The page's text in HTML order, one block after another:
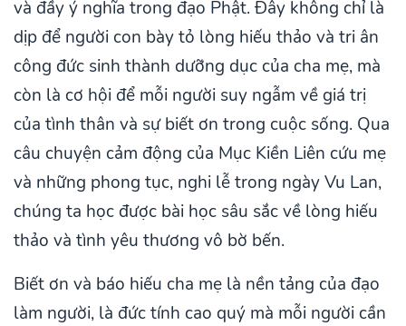
và đầy ý nghĩa trong đạo Phật. Đây không chỉ là
dịp để người con bày tỏ lòng hiếu thảo và tri ân
công đức sinh thành dưỡng dục của cha mẹ, mà
còn là cơ hội để mỗi người suy ngẫm về giá trị
của tình thân và sự biết ơn trong cuộc sống. Qua
câu chuyện cảm động của Mục Kiền Liên cứu mẹ
và những phong tục, nghi lễ trong ngày Vu Lan,
chúng ta học được bài học sâu sắc về lòng hiếu
thảo và tình yêu thương vô bờ bến.
Biết ơn và báo hiếu cha mẹ là nền tảng của đạo
làm người, là đức tính cao quý mà mỗi người cần